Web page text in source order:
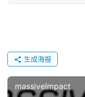
闲
游
戏
生成海报
massiveImpact